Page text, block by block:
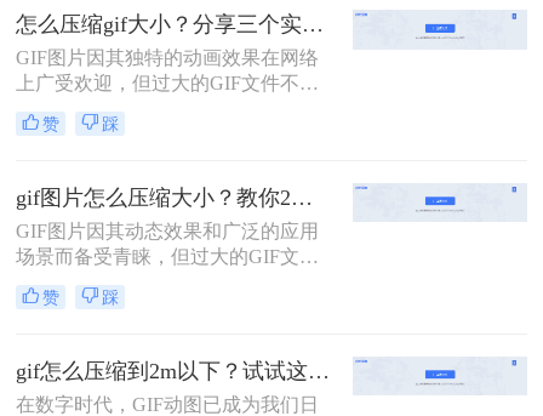
间，还可能影响加载速度和用户体
验。那么gif太大了怎么缩小呢？本文
将介绍两种缩小GIF大小的有效方
法。
怎么压缩gif大小？分享三个实用方法详解！
GIF图片因其独特的动画效果在网络
上广受欢迎，但过大的GIF文件不仅
会增加加载时间，还可能导致在传输
过程中出现错误。那么怎么压缩gif大
法。
赞 踩
gif图片怎么压缩大小？教你2种简单好用压缩方法！
GIF图片因其动态效果和广泛的应用
场景而备受青睐，但过大的GIF文件
可能会给存储和传输带来不便。因
此，学会如何压缩GIF图片大小变得
呢？本文将介绍两种常用的GIF图片
压缩方法。
赞 踩
gif怎么压缩到2m以下？试试这二种压缩方法！
在数字时代，GIF动图已成为我们日